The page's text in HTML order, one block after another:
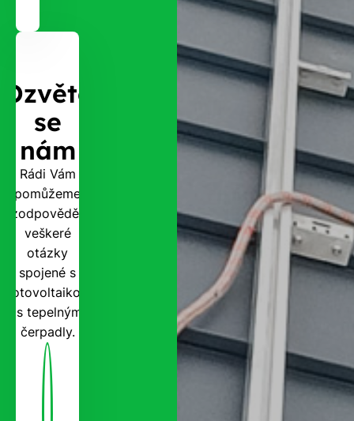
Ozvěte
se
nám
Rádi Vám
pomůžeme
zodpovědět
veškeré
otázky
spojené s
fotovoltaikou
i s tepelnými
čerpadly.